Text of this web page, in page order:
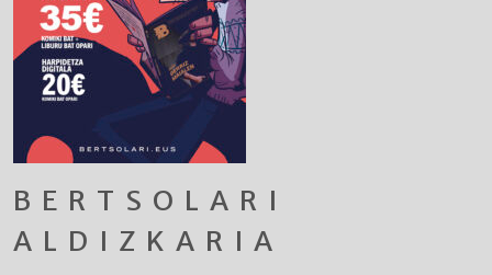
BERTSOLARI
ALDIZKARIA